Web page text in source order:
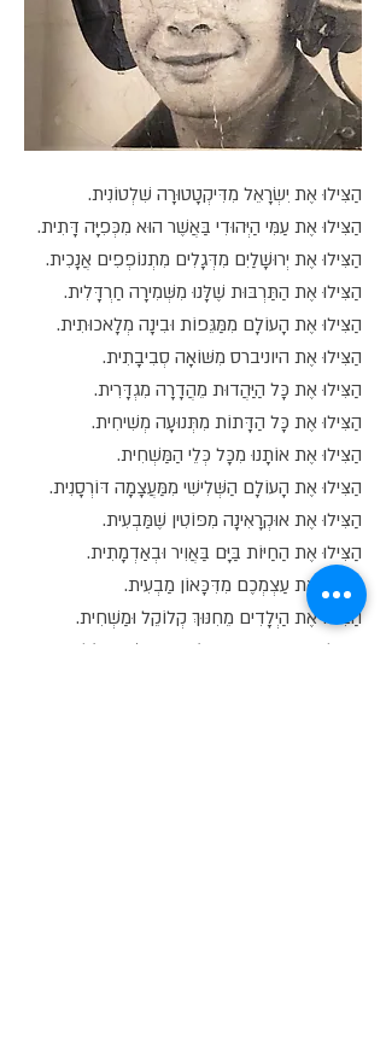
הַצִּילוּ אֶת יִשְׂרָאֵל מִדִּיקְטָטוּרָה שִׁלְטוֹנִית.
הַצִּילוּ אֶת עַמִּי הַיְּהוּדִי בַּאֲשֶׁר הוּא מִכְּפִיָּה דָּתִית.
הַצִּילוּ אֶת יְרוּשָׁלַיִם מִדְּגָלִים מִתְנוֹפְפִים אֲנָכִית.
הַצִּילוּ אֶת הַתַּרְבּוּת שֶׁלָּנוּ מִשְּׁמִירָה חַרְדָּלִית.
הַצִּילוּ אֶת הָעוֹלָם מִמַּגֵּפוֹת וּבִינָה מְלָאכוּתִית.
הַצִּילוּ אֶת היוניברס מִשּׁוֹאָה סְבִיבָתִית.
הַצִּילוּ אֶת כָּל הַיַּהֲדוּת מֵהֲדָרָה מִגְדָּרִית.
הַצִּילוּ אֶת כָּל הַדָּתוֹת מִתְּנוּעָה מְשִׁיחִית.
הַצִּילוּ אֶת אוֹתָנוּ מִכָּל כְּלֵי הַמַּשְׁחִית.
הַצִּילוּ אֶת הָעוֹלָם הַשְּׁלִישִׁי מִמַּעֲצָמָה דּוֹרְסָנִית.
הַצִּילוּ אֶת אוּקְרָאִינָה מִפּוֹטִין שֶׁמַּבְעִית.
הַצִּילוּ אֶת הַחַיּוֹת בַּיָּם בַּאֲוִיר וּבְאַדְמָתִית.
הַצִּילוּ אֶת עַצְמְכֶם מִדִּכָּאוֹן מַבְעִית.
הַצִּילוּ אֶת הַיְלָדִים מֵחִנּוּךְ קְלוֹקֵל וּמַשְׁחִית.
הַצִּילוּ אֶת התנוקות מֵהוֹרִים בְּנַפְשָׁם חוֹלִים.